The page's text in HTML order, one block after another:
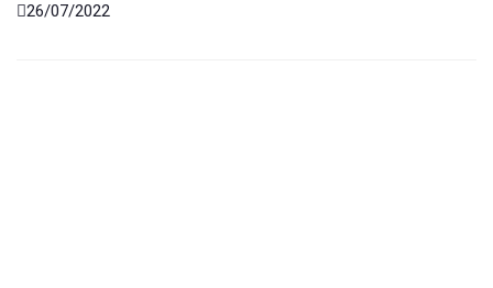
26/07/2022